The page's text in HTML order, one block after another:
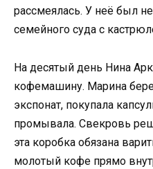
рассмеялась. У неё был
семейного суда с
На десятый день Нина
кофемашину. Марина
экспонат, покупала
промывала. Свекровь
эта коробка обязана
молотый кофе прямо